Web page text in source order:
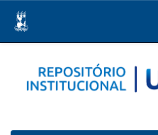
navigation